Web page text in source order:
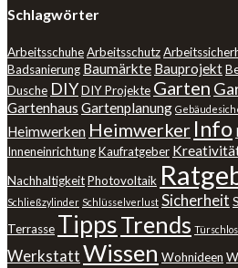
Schlagwörter
ArbeitsschuheArbeitsschutz
Badsanierung Baumärkte Bauprojekt
Dusche DIYDIY Projekte Garten
Gartenhaus Gartenplanung
Heimwerken Heimwerker Info
InneneinrichtungKaufratgeber
NachhaltigkeitPhotovoltaik
Schließzylinder Schlüsselverlust Sicherheit
Terrasse TippsTrends
WerkstattWissen Wohnideen